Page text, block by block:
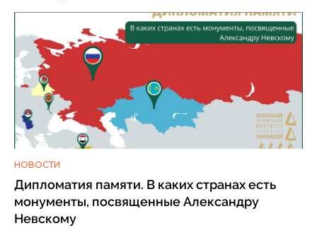
НОВОСТИ
Дипломатия памяти. В каких странах есть
монументы, посвященные Александру
Невскому